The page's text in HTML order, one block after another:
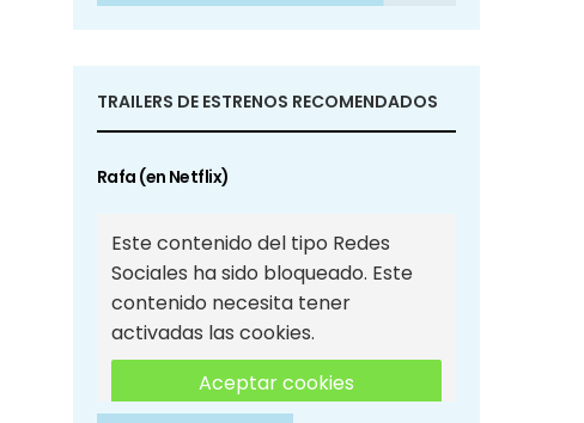
TRAILERS DE ESTRENOS RECOMENDADOS
Rafa (en Netflix)
Este contenido del tipo Redes
Sociales ha sido bloqueado. Este
contenido necesita tener
activadas las cookies.
Aceptar cookies